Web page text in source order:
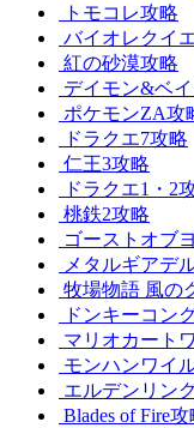
トモコレ攻略
バイオレクイ
紅の砂漠攻略
デイモン&ベ
ポケモンZA攻
ドラクエ7攻略
仁王3攻略
ドラクエ1・2
桃鉄2攻略
ゴーストオブ
メタルギアデ
牧場物語 風の
ドンキーコン
マリオカート
モンハンワイ
エルデンリン
Blades of Fire攻